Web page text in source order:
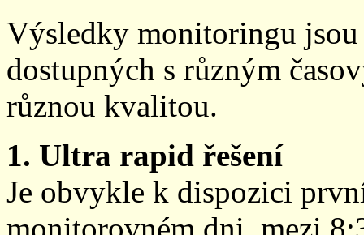
Výsledky monitoringu
dostupných s různým
různou kvalitou.
1. Ultra rapid řešení
Je obvykle k dispozici